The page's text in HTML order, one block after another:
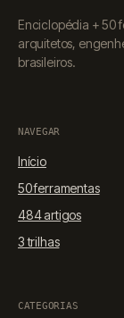
Enciclopédia + 50
arquitetos,
brasileiros.
NAVEGAR
Início
50 ferramentas
484 artigos
3 trilhas
CATEGORIAS